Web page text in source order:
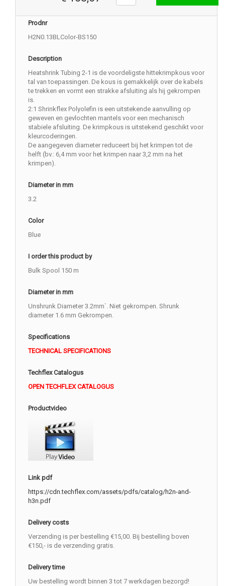
Prodnr
H2N0.13BLColor-BS150
Description
Heatshrink Tubing 2-1 is de voordeligste hittekrimpkous voor
tal van toepassingen. De kous is gemakkelijk over de kabels
te trekken en vormt een strakke afsluiting als hij gekrompen
is.
2:1 Shrinkflex Polyolefin is een uitstekende aanvulling op
geweven en gevlochten mantels voor een mechanisch
stabiele afsluiting. De krimpkous is uitstekend geschikt voor
kleurcoderingen.
De aangegeven diameter reduceert bij het krimpen tot de
helft (bv.: 6,4 mm voor het krimpen naar 3,2 mm na het
krimpen).
Diameter in mm
3.2
Color
Blue
I order this product by
Bulk Spool 150 m
Diameter in mm
Unshrunk Diameter 3.2mm`. Niet gekrompen. Shrunk
diameter 1.6 mm Gekrompen.
Specifications
TECHNICAL SPECIFICATIONS
Techflex Catalogus
OPEN TECHFLEX CATALOGUS
Productvideo
Link pdf
https://cdn.techflex.com/assets/pdfs/catalog/h2n-and-
h3n.pdf
Delivery costs
Verzending is per bestelling €15,00. Bij bestelling boven
€150,- is de verzending gratis.
Delivery time
Uw bestelling wordt binnen 3 tot 7 werkdagen bezorgd!